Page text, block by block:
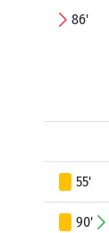
86'
55'
90'